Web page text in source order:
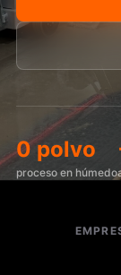
0 polvo
proceso en húmedo